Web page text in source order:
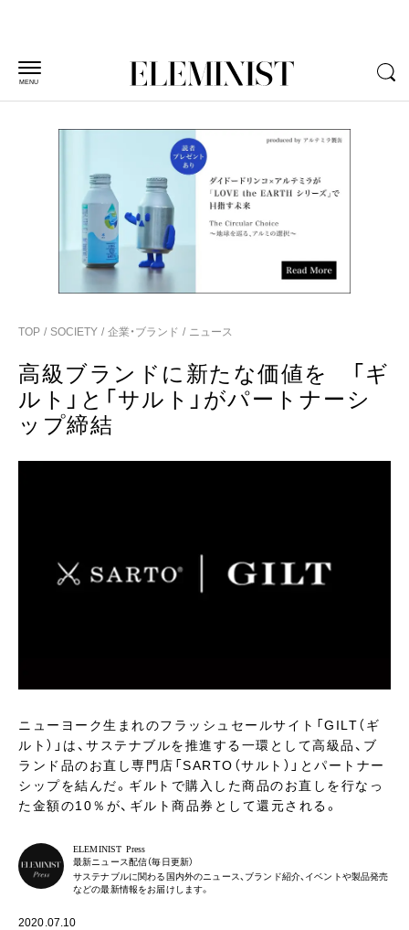
MENU
TOP SOCIETY 企業・ブランド ニュース
高級ブランドに新たな価値を 「ギ
ルト」と「サルト」がパートナーシ
ップ締結
ニューヨーク生まれのフラッシュセールサイト「GILT（ギ
ルト）」は、サステナブルを推進する一環として高級品、ブ
ランド品のお直し専門店「SARTO（サルト）」とパートナー
シップを結んだ。ギルトで購入した商品のお直しを行なっ
た金額の10％が、ギルト商品券として還元される。
ELEMINIST Press
最新ニュース配信（毎日更新）
サステナブルに関わる国内外のニュース、ブランド紹介、イベントや製品発売
などの最新情報をお届けします。
2020.07.10